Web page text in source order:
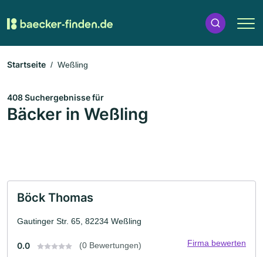
Startseite Weßling
408 Suchergebnisse für
Bäcker in Weßling
Böck Thomas
Gautinger Str. 65, 82234 Weßling
0.0 (0 Bewertungen) Firma bewerten